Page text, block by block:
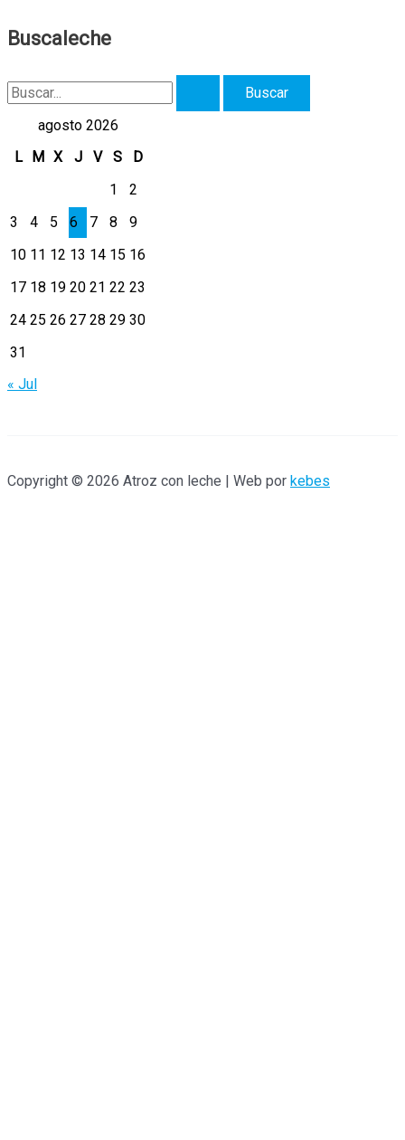
Buscaleche
B
p
o
r
agosto 2026
L
M X J V S
D
1
2
3
4 5 6 7 8
9
10 11 12 13 14 15 16
17 18 19 20 21 22 23
24 25 26 27 28 29 30
31
« Jul
Copyright © 2026 Atroz con leche | Web por kebes